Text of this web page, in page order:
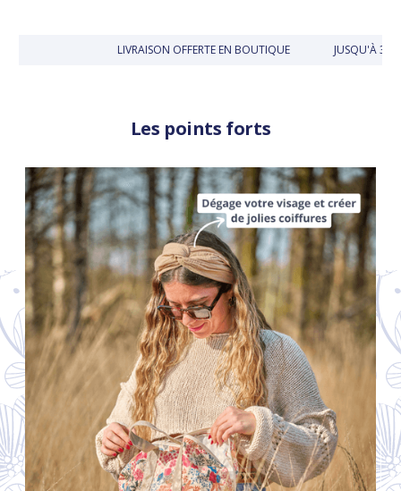
LIVRAISON OFFERTE EN BOUTIQUE JUSQU'À 30
Les points forts